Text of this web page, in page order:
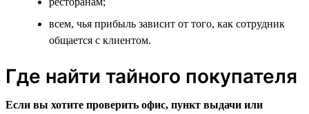
всем, чья прибыль зависит от того, как сотрудник
общается с клиентом.
Где найти тайного покупателя
Если вы хотите проверить офис, пункт выдачи или